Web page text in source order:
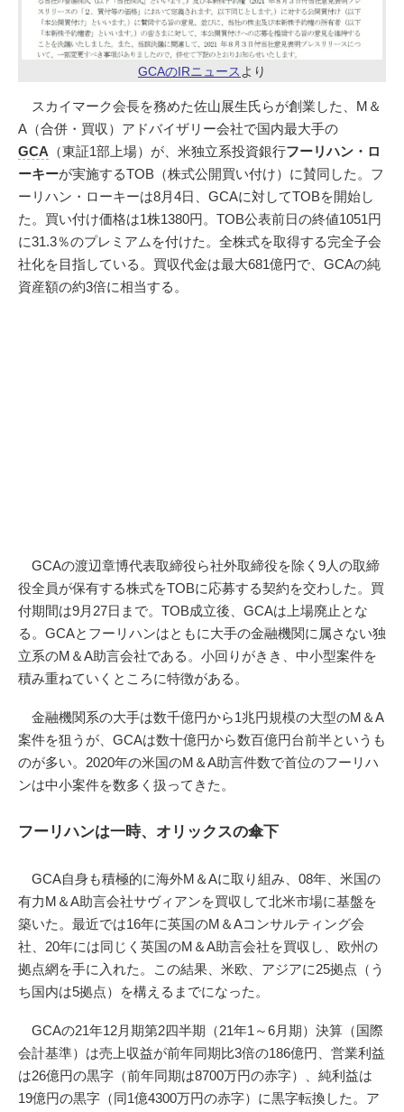
GCAのIRニュース より
スカイマーク会長を務めた佐山展生氏らが創業した、M＆
A（合併・買収）アドバイザリー会社で国内最大手の
GCA （東証1部上場）が、米独立系投資銀行フーリハン・ロ
ーキーが実施するTOB（株式公開買い付け）に賛同した。フ
ーリハン・ローキーは8月4日、GCAに対してTOBを開始し
た。買い付け価格は1株1380円。TOB公表前日の終値1051円
に31.3％のプレミアムを付けた。全株式を取得する完全子会
社化を目指している。買収代金は最大681億円で、GCAの純
資産額の約3倍に相当する。
GCAの渡辺章博代表取締役ら社外取締役を除く9人の取締
役全員が保有する株式をTOBに応募する契約を交わした。買
付期間は9月27日まで。TOB成立後、GCAは上場廃止とな
る。GCAとフーリハンはともに大手の金融機関に属さない独
立系のM＆A助言会社である。小回りがきき、中小型案件を
積み重ねていくところに特徴がある。
金融機関系の大手は数千億円から1兆円規模の大型のM＆A
案件を狙うが、GCAは数十億円から数百億円台前半というも
のが多い。2020年の米国のM＆A助言件数で首位のフーリハ
ンは中小案件を数多く扱ってきた。
フーリハンは一時、オリックスの傘下
GCA自身も積極的に海外M＆Aに取り組み、08年、米国の
有力M＆A助言会社サヴィアンを買収して北米市場に基盤を
築いた。最近では16年に英国のM＆Aコンサルティング会
社、20年には同じく英国のM＆A助言会社を買収し、欧州の
拠点網を手に入れた。この結果、米欧、アジアに25拠点（う
ち国内は5拠点）を構えるまでになった。
GCAの21年12月期第2四半期（21年1～6月期）決算（国際
会計基準）は売上収益が前年同期比3倍の186億円、営業利益
は26億円の黒字（前年同期は8700万円の赤字）、純利益は
19億円の黒字（同1億4300万円の赤字）に黒字転換した。ア